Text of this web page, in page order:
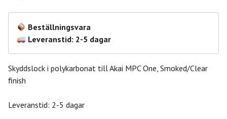
Beställningsvara
Leveranstid: 2-5 dagar
Skyddslock i polykarbonat till Akai MPC One, Smoked/Clear
finish
Leveranstid: 2-5 dagar